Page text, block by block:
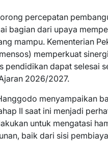
percepatan
bagian dari upaya
mampu. Kementerian
memperkuat
pendidikan dapat selesai
2026/2027.
menyampaikan
II saat ini menjadi
untuk mengatasi
baik dari sisi